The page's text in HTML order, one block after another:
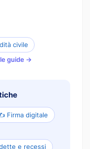
civile
guide →
Firma digitale
e recessi